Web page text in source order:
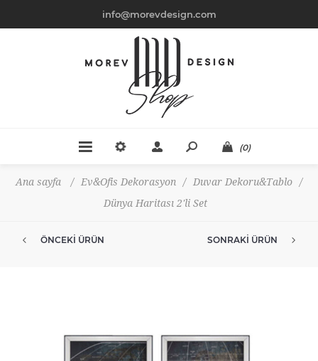
info@morevdesign.com
(0)
Ana sayfa / Ev&Ofis Dekorasyon / Duvar Dekoru&Tablo
/
Dünya Haritası 2'li Set
ÖNCEKI ÜRÜN SONRAKI ÜRÜN